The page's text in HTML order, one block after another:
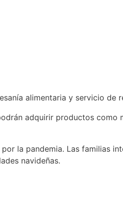
alimentaria y servicio de
adquirir productos como
la pandemia. Las familias
navideñas.